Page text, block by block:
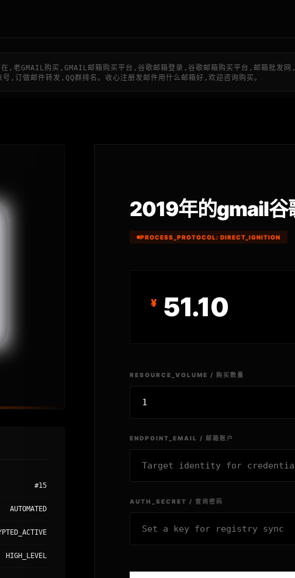
,老GMAIL购买,GMAIL邮箱购买平台,谷歌邮箱登录,谷歌邮箱购买平台,邮箱批发
订做邮件转发,QQ群排名。收心注册发邮件用什么邮箱好,欢迎咨询购买。
#15
AUTOMATED
HIGH_LEVEL
2019年的gmail谷
PROCESS_PROTOCOL: DIRECT_IGNITION
51.10
RESOURCE_VOLUME / 购买数量
ENDPOINT_EMAIL / 邮箱账户
AUTH_SECRET / 查询密码